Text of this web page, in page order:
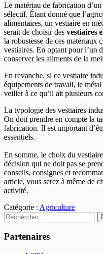
Le matériau de fabrication
sélectif. Étant donné que
alimentaires, un vestiaire en
serait de choisir des vestiaires
la robustesse de ces matériaux
vestiaires. En optant pour l’un
conserver les aliments de la
En revanche, si ce vestiaire
équipements de travail, le
veiller à ce qu’il ait plusieurs
La typologie des vestiaires
On doit prendre en compte la
fabrication. Il est important
essentiels.
En somme, le choix du
décision qui ne doit pas se
conseils, consignes et
article, vous serez à même de
activité.
Catégorie : Agriculture
Rechercher :
Partenaires